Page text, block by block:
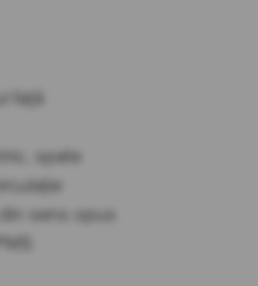
față
spate
sens opus